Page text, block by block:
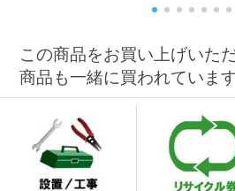
この商品をお買い上げいた
商品も一緒に買われていま